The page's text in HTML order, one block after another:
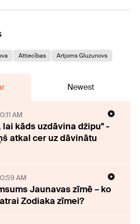
Attiecības Artjoms Gluzunovs
Newest
AM
kāds uzdāvina džipu" -
atkal cer uz dāvinātu
AM
Jaunavas zīmē – ko
Zodiaka zīmei?